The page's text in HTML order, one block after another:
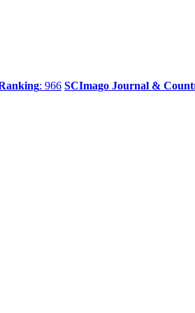
: 966 SCImago Journal &